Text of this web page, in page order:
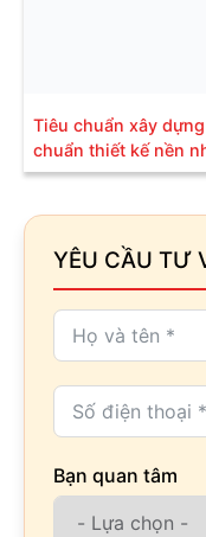
Tiêu chuẩn xây
chuẩn thiết kế nền
YÊU CẦU TƯ
Bạn quan tâm